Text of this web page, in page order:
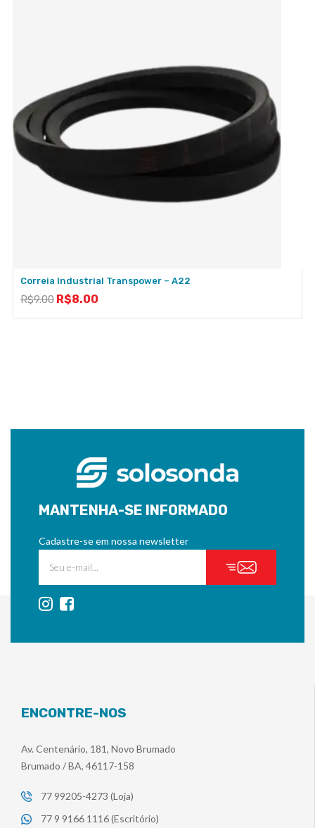
Correia Industrial Transpower – A22
R$9.00 R$8.00
MANTENHA-SE INFORMADO
Cadastre-se em nossa newsletter
ENCONTRE-NOS
Av. Centenário, 181, Novo Brumado
Brumado / BA, 46117-158
77 99205-4273 (Loja)
77 9 9166 1116 (Escritório)